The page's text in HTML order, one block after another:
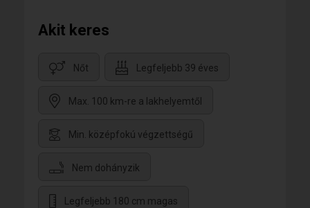
Akit keres
Nőt Legfeljebb 39 éves
Max. 100 km-re a lakhelyemtől
Min. középfokú végzettségű
Nem dohányzik
Legfeljebb 180 cm magas